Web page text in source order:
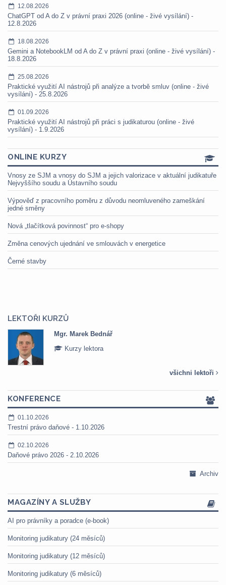
12.08.2026
ChatGPT od A do Z v právní praxi 2026 (online - živé vysílání) -
12.8.2026
18.08.2026
Gemini a NotebookLM od A do Z v právní praxi (online - živé vysílání) -
18.8.2026
25.08.2026
Praktické využití AI nástrojů při analýze a tvorbě smluv (online - živé
vysílání) - 25.8.2026
01.09.2026
Praktické využití AI nástrojů při práci s judikaturou (online - živé
vysílání) - 1.9.2026
ONLINE KURZY
Vnosy ze SJM a vnosy do SJM a jejich valorizace v aktuální judikatuře
Nejvyššího soudu a Ústavního soudu
Výpověď z pracovního poměru z důvodu neomluveného zameškání
jedné směny
Nová „tlačítková povinnost“ pro e-shopy
Změna cenových ujednání ve smlouvách v energetice
Černé stavby
LEKTOŘI KURZŮ
Mgr. Marek Bednář
Kurzy lektora
všichni lektoři
KONFERENCE
01.10.2026
Trestní právo daňové - 1.10.2026
02.10.2026
Daňové právo 2026 - 2.10.2026
Archiv
MAGAZÍNY A SLUŽBY
AI pro právníky a poradce (e-book)
Monitoring judikatury (24 měsíců)
Monitoring judikatury (12 měsíců)
Monitoring judikatury (6 měsíců)